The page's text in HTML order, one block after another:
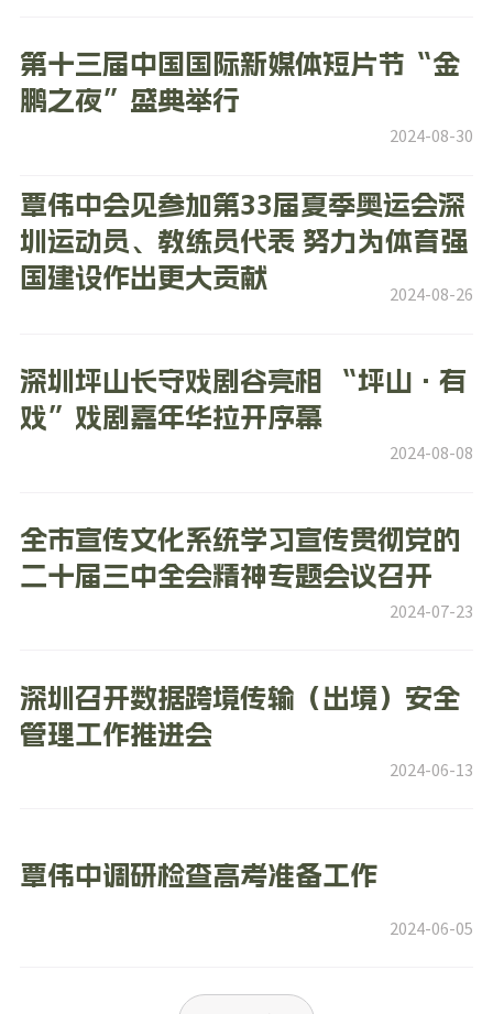
2024-08-30
第十三届中国国际新媒体短片节“金
鹏之夜”盛典举行
2024-08-26
覃伟中会见参加第33届夏季奥运会深
圳运动员、教练员代表 努力为体育强
国建设作出更大贡献
2024-08-08
深圳坪山长守戏剧谷亮相 “坪山·有
戏”戏剧嘉年华拉开序幕
2024-07-23
全市宣传文化系统学习宣传贯彻党的
二十届三中全会精神专题会议召开
2024-06-13
深圳召开数据跨境传输（出境）安全
管理工作推进会
2024-06-05
覃伟中调研检查高考准备工作